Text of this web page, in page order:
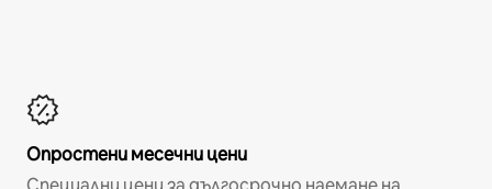
Опростени месечни цени